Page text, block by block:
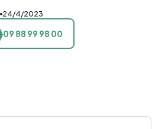
24/4/2023
09 88 99 98 00